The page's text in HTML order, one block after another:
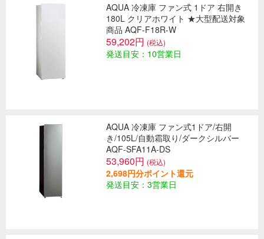
AQUA 冷凍庫 ファン式 1ドア 右開き
180L クリアホワイト ★大型配送対象
商品 AQF-F18R-W
59,202円 (税込)
発送目安：10営業日
AQUA 冷凍庫 ファン式1ドア/右開
き/105L/自動霜取り/ダークシルバー
AQF-SFA11A-DS
53,960円 (税込)
2,698円分ポイント還元
発送目安：3営業日